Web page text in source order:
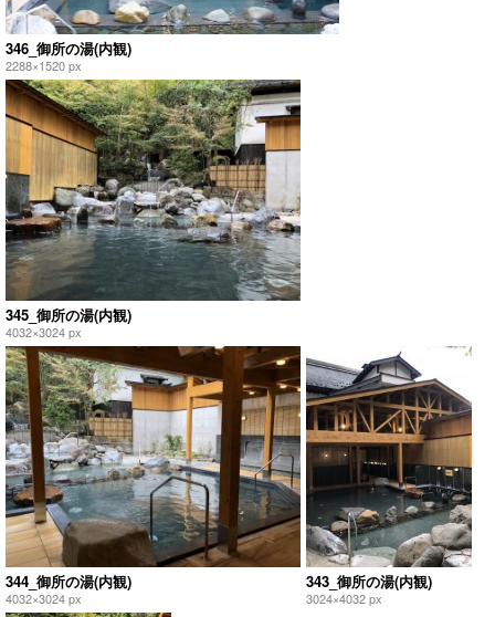
346_御所の湯(内観)
2288×1520 px
345_御所の湯(内観)
4032×3024 px
344_御所の湯(内観)
4032×3024 px
343_御所の湯(内観)
3024×4032 px